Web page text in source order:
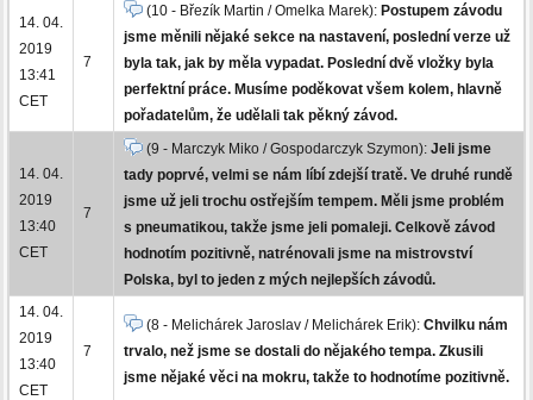
14. 04.
2019
13:41
CET
7
(10 - Březík Martin / Omelka Marek): Postupem závodu
jsme měnili nějaké sekce na nastavení, poslední verze už
byla tak, jak by měla vypadat. Poslední dvě vložky byla
perfektní práce. Musíme poděkovat všem kolem, hlavně
pořadatelům, že udělali tak pěkný závod.
14. 04.
2019
13:40
CET
7
(9 - Marczyk Miko / Gospodarczyk Szymon): Jeli jsme
tady poprvé, velmi se nám líbí zdejší tratě. Ve druhé rundě
jsme už jeli trochu ostřejším tempem. Měli jsme problém
s pneumatikou, takže jsme jeli pomaleji. Celkově závod
hodnotím pozitivně, natrénovali jsme na mistrovství
Polska, byl to jeden z mých nejlepších závodů.
14. 04.
2019
13:40
CET
7
(8 - Melichárek Jaroslav / Melichárek Erik): Chvilku nám
trvalo, než jsme se dostali do nějakého tempa. Zkusili
jsme nějaké věci na mokru, takže to hodnotíme pozitivně.